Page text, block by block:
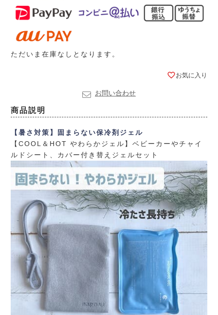
ただいま在庫なしとなります。
お気に入り
お問い合わせ
商品説明
【暑さ対策】固まらない保冷剤ジェル
【COOL＆HOT やわらかジェル】ベビーカーやチャイ
ルドシート、カバー付き替えジェルセット